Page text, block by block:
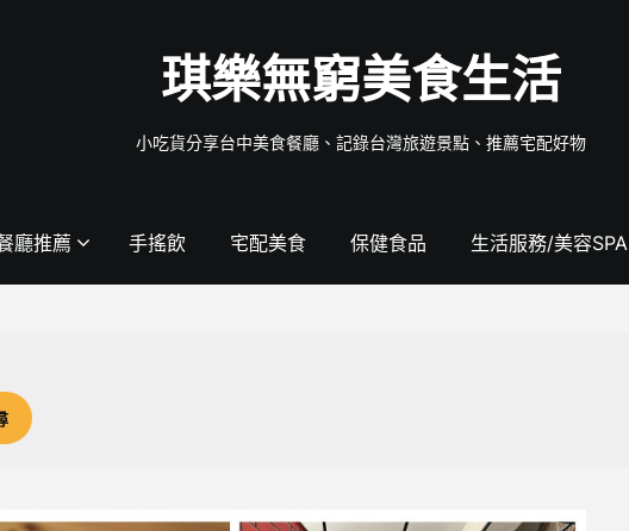
琪樂無窮美食生活
小吃貨分享台中美食餐廳、記錄台灣旅遊景點、推薦宅配好物
廳推薦 手搖飲 宅配美食 保健食品 生活服務/美容SPA